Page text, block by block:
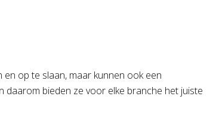
op te slaan, maar kunnen ook een
daarom bieden ze voor elke branche het juiste